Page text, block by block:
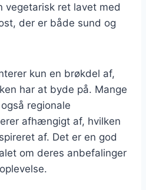
vegetarisk ret lavet med
der er både sund og
kun en brøkdel af,
har at byde på. Mange
regionale
afhængigt af, hvilken
af. Det er en god
om deres anbefalinger